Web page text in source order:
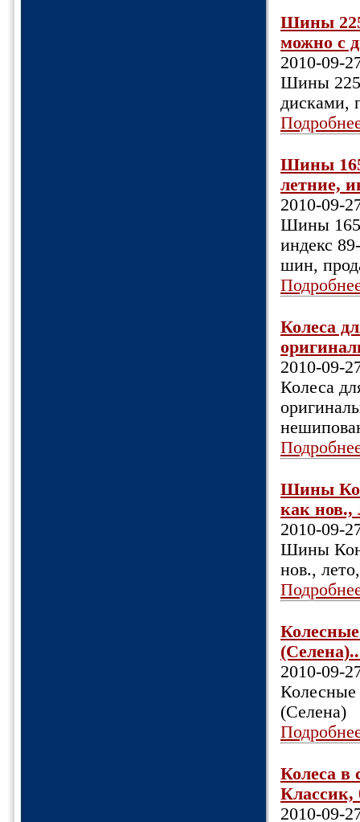
Шины
можно с
2010-09-
Шины 225/
дисками,
Шины
летние,
2010-09-
Шины
индекс
шин,
Колеса
2010-09-
Колеса
Шины
как нов.,
2010-09-
Шины
нов.,
2010-09-
Колесные
(Селена)
Колеса в
Классик,
2010-09-